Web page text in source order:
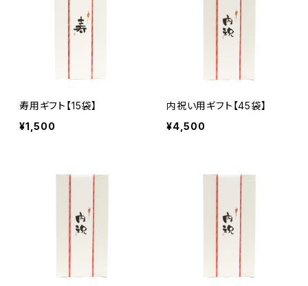
寿用ギフト【15袋】
¥1,500
内祝い用ギフト【45袋】
¥4,500